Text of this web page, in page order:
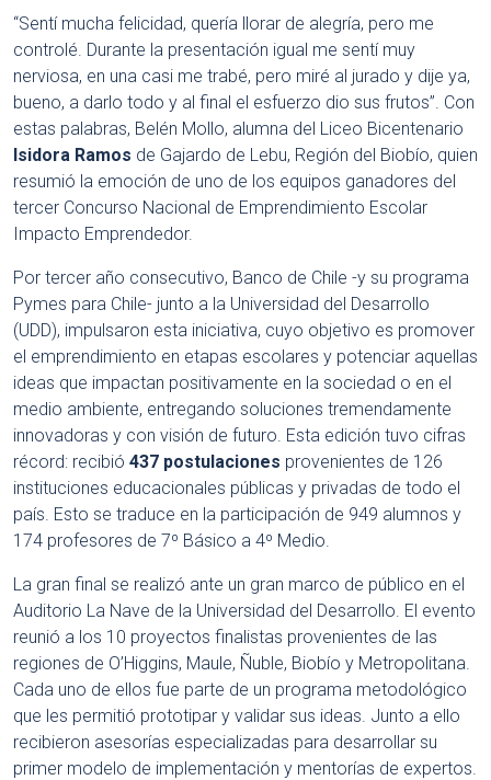
“Sentí mucha felicidad, quería llorar de alegría, pero me
controlé. Durante la presentación igual me sentí muy
nerviosa, en una casi me trabé, pero miré al jurado y dije ya,
bueno, a darlo todo y al final el esfuerzo dio sus frutos”. Con
estas palabras, Belén Mollo, alumna del Liceo Bicentenario
Isidora Ramos de Gajardo de Lebu, Región del Biobío, quien
resumió la emoción de uno de los equipos ganadores del
tercer Concurso Nacional de Emprendimiento Escolar
Impacto Emprendedor.
Por tercer año consecutivo, Banco de Chile -y su programa
Pymes para Chile- junto a la Universidad del Desarrollo
(UDD), impulsaron esta iniciativa, cuyo objetivo es promover
el emprendimiento en etapas escolares y potenciar aquellas
ideas que impactan positivamente en la sociedad o en el
medio ambiente, entregando soluciones tremendamente
innovadoras y con visión de futuro. Esta edición tuvo cifras
récord: recibió 437 postulaciones provenientes de 126
instituciones educacionales públicas y privadas de todo el
país. Esto se traduce en la participación de 949 alumnos y
174 profesores de 7º Básico a 4º Medio.
La gran final se realizó ante un gran marco de público en el
Auditorio La Nave de la Universidad del Desarrollo. El evento
reunió a los 10 proyectos finalistas provenientes de las
regiones de O’Higgins, Maule, Ñuble, Biobío y Metropolitana.
Cada uno de ellos fue parte de un programa metodológico
que les permitió prototipar y validar sus ideas. Junto a ello
recibieron asesorías especializadas para desarrollar su
primer modelo de implementación y mentorías de expertos.